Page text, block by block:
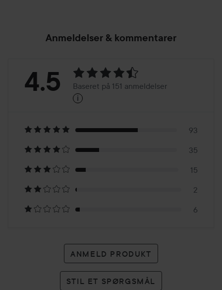
Anmeldelser & kommentarer
Bedømmelse:
Baseret
på
151
anmeldelser
4.5 Baseret på 151 anmeldelser
i
93
35
15
2
6
ANMELD PRODUKT
STIL ET SPØRGSMÅL